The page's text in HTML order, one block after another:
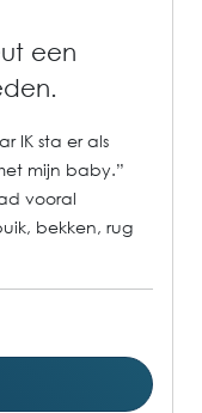
een
IK sta er als
mijn baby.”
vooral
bekken, rug